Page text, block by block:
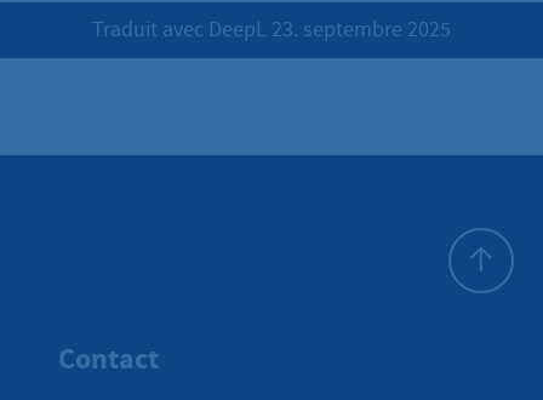
Traduit avec DeepL 23. septembre 2025
Contact